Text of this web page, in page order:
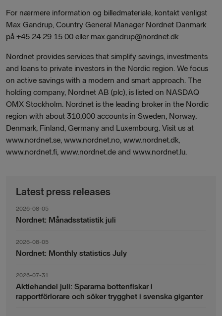
For nærmere information og billedmateriale, kontakt venligst
Max Gandrup, Country General Manager Nordnet Danmark
på +45 24 29 15 00 eller max.gandrup@nordnet.dk
Nordnet provides services that simplify savings, investments
and loans to private investors in the Nordic region. We focus
on active savings with a modern and smart approach. The
holding company, Nordnet AB (plc), is listed on NASDAQ
OMX Stockholm. Nordnet is the leading broker in the Nordic
region with about 310,000 accounts in Sweden, Norway,
Denmark, Finland, Germany and Luxembourg. Visit us at
www.nordnet.se, www.nordnet.no, www.nordnet.dk,
www.nordnet.fi, www.nordnet.de and www.nordnet.lu.
Latest press releases
2026-08-05
Nordnet: Månadsstatistik juli
2026-08-05
Nordnet: Monthly statistics July
2026-07-31
Aktiehandel juli: Spararna bottenfiskar i
rapportförlorare och söker trygghet i svenska giganter